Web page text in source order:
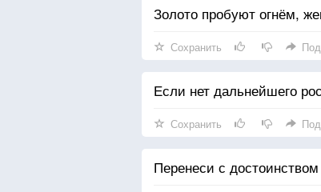
Золото пробуют огнём,
Сохранить
Если нет дальнейшего
Сохранить
Перенеси с